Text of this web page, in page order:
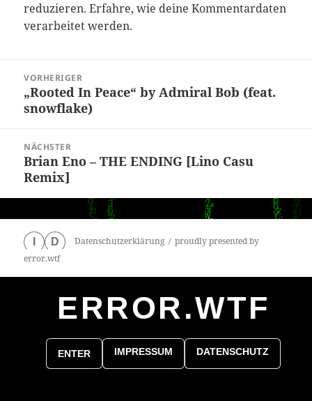
reduzieren.Erfahre, wie deine Kommentardaten
verarbeitet werden.
VORHERIGER
Vorheriger
Beitrag:
„Rooted In Peace“ by Admiral Bob (feat.
snowflake)
NÄCHSTER
Nächster
Beitrag:
Brian Eno – THE ENDING [Lino Casu
Remix]
D Datenschutzerklärung
proudly presented by
error.wtf
ERROR.WTF
ENTER IMPRESSUM DATENSCHUTZ